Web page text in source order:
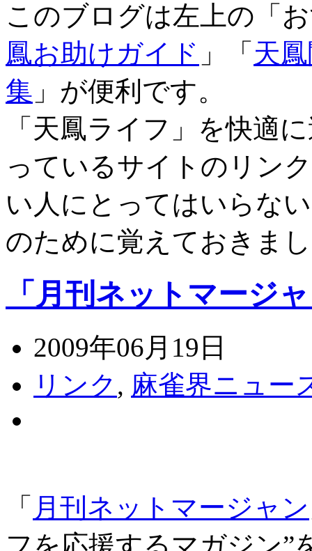
このブログは左上の「
鳳お助けガイド 」「 天
集 」が便利です。
「天鳳ライフ」を快適
っているサイトのリン
い人にとってはいらな
のために覚えておきま
「月刊ネットマージ
2009年06月19日
リンク , 麻雀界ニュー
「 月刊ネットマージャン